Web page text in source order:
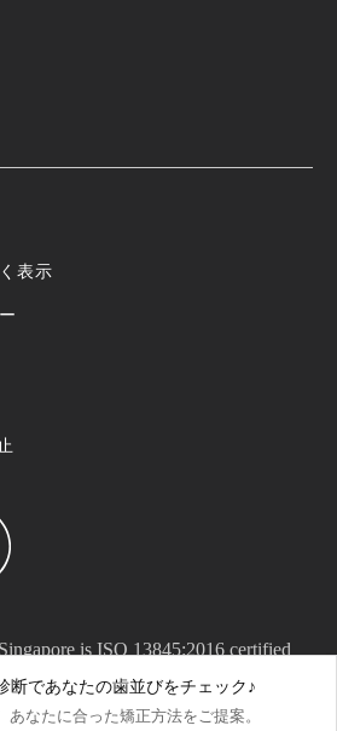
断であなたの歯並びをチェック♪
あなたに合った矯正方法をご提案。
表示
is ISO 13845:2016 certified
(BSI) under certificate